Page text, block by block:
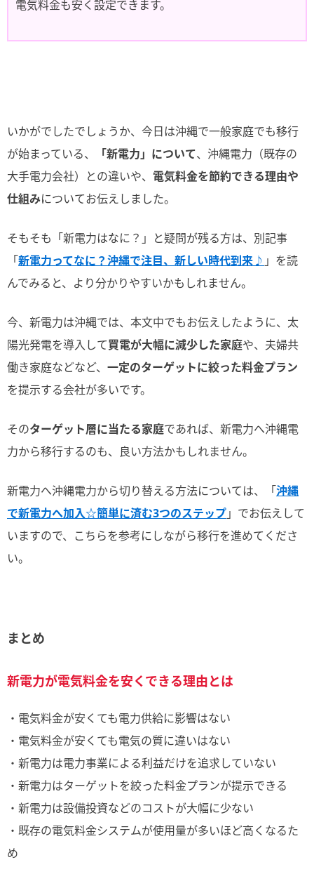
電気料金も安く設定できます。
いかがでしたでしょうか、今日は沖縄で一般家庭でも移行
が始まっている、
「新電力」について、沖縄電力（既存の
大手電力会社）との違いや、 電気料金を節約できる理由や
仕組みについてお伝えしました。
そもそも「新電力はなに？」と疑問が残る方は、別記事
「新電力ってなに？沖縄で注目、新しい時代到来♪ 」を読
んでみると、より分かりやすいかもしれません。
今、新電力は沖縄では、本文中でもお伝えしたように、太
陽光発電を導入して買電が大幅に減少した家庭や、夫婦共
働き家庭などなど、 一定のターゲットに絞った料金プラン
を提示する会社が多いです。
そのターゲット層に当たる家庭であれば、新電力へ沖縄電
力から移行するのも、良い方法かもしれません。
新電力へ沖縄電力から切り替える方法については、「沖縄
で新電力へ加入☆簡単に済む3つのステップ」でお伝えして
いますので、こちらを参考にしながら移行を進めてくださ
い。
まとめ
新電力が電気料金を安くできる理由とは
・電気料金が安くても電力供給に影響はない
・電気料金が安くても電気の質に違いはない
・新電力は電力事業による利益だけを追求していない
・新電力はターゲットを絞った料金プランが提示できる
・新電力は設備投資などのコストが大幅に少ない
・既存の電気料金システムが使用量が多いほど高くなるた
め